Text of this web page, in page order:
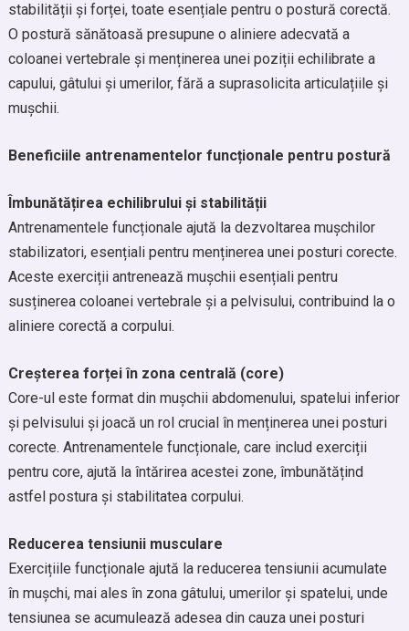
stabilității și forței, toate esențiale pentru o postură corectă.
O postură sănătoasă presupune o aliniere adecvată a
coloanei vertebrale și menținerea unei poziții echilibrate a
capului, gâtului și umerilor, fără a suprasolicita articulațiile și
mușchii.
Beneficiile antrenamentelor funcționale pentru postură
Îmbunătățirea echilibrului și stabilității
Antrenamentele funcționale ajută la dezvoltarea mușchilor
stabilizatori, esențiali pentru menținerea unei posturi corecte.
Aceste exerciții antrenează mușchii esențiali pentru
susținerea coloanei vertebrale și a pelvisului, contribuind la o
aliniere corectă a corpului.
Creșterea forței în zona centrală (core)
Core-ul este format din mușchii abdomenului, spatelui inferior
și pelvisului și joacă un rol crucial în menținerea unei posturi
corecte. Antrenamentele funcționale, care includ exerciții
pentru core, ajută la întărirea acestei zone, îmbunătățind
astfel postura și stabilitatea corpului.
Reducerea tensiunii musculare
Exercițiile funcționale ajută la reducerea tensiunii acumulate
în mușchi, mai ales în zona gâtului, umerilor și spatelui, unde
tensiunea se acumulează adesea din cauza unei posturi